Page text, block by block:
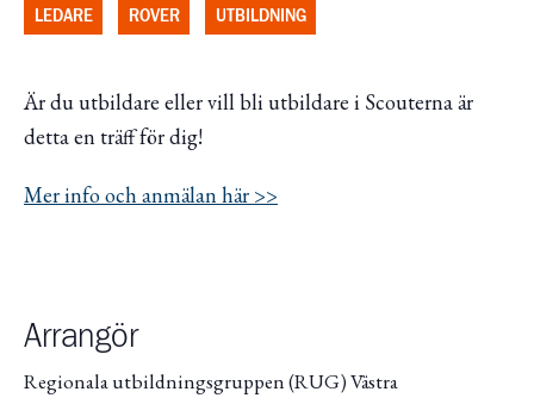
LEDARE ROVER UTBILDNING
Är du utbildare eller vill bli utbildare i Scouterna är
detta en träff för dig!
Mer info och anmälan här >>
Arrangör
Regionala utbildningsgruppen (RUG) Västra